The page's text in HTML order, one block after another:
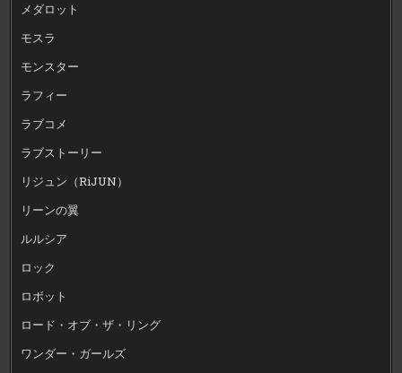
メダロット
モスラ
モンスター
ラフィー
ラブコメ
ラブストーリー
リジュン（RiJUN）
リーンの翼
ルルシア
ロック
ロボット
ロード・オブ・ザ・リング
ワンダー・ガールズ